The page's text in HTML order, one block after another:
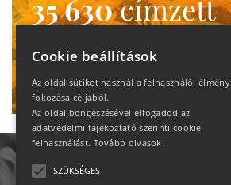
35 630címzett
heti motiváció
Ne maradj le!
Cookie beállítások
Az oldal sütiket használ a felhasználói élmény
fokozása céljából.
Az oldal böngészésével elfogadod az
adatvédelmi tájékoztató szerinti cookie
felhasználást. Tovább olvasok
SZÜKSÉGES